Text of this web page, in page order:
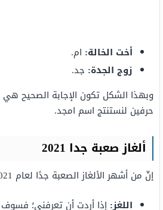
أخت الخالة: ام.
زوج الجدة: جد.
وبهذا الشكل تكون الإجابة الصحيح
حرفين لنستنتج اسم امجد.
ألغاز صعبة جدا 2021
إنّ من أشهر الألغاز الصعبة جدًا لعام 2021 هي الألغاز الآتية:
اللغز: إذا أردت أن تعرفني؛